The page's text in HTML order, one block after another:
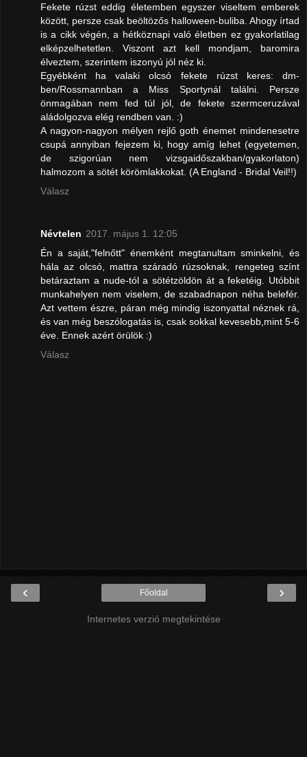
Fekete rúzst eddig életemben egyszer viseltem emberek
között, persze csak beöltözős halloween-buliba. Ahogy írtad
is a cikk végén, a hétköznapi való életben ez gyakorlatilag
elképzelhetetlen. Viszont azt kell mondjam, baromira
élveztem, szerintem iszonyú jól néz ki.
Egyébként ha valaki olcsó fekete rúzst keres: dm-
ben/Rossmannban a Miss Sportynál találni. Persze
önmagában nem fed túl jól, de fekete szermceruzával
aládolgozva elég rendben van. :)
A nagyon-nagyon mélyen rejlő goth énemet mindenesetre
csupá annyiban fejezem ki, hogy amíg lehet (egyetemen,
de szigorúan nem vizsgaidőszakban/gyakorlaton)
halmozom a sötét körömlakkokat. (A England - Bridal Veil!!)
Válasz
Névtelen 2017. május 1. 12:05
Én a saját,"felnőtt" énemként megtanultam sminkelni, és
hála az olcsó, mattra száradó rúzsoknak, rengeteg színt
betáraztam a nude-tól a sötétzöldön át a feketéig. Utóbbit
munkahelyen nem viselem, de szabadnapon néha belefér.
Azt vettem észre, páran még mindig iszonyattal néznek rá,
és van még beszólogatás is, csak sokkal kevesebb,mint 5-6
éve. Ennek azért örülök :)
Válasz
‹ ›
Főoldal
Internetes verzió megtekintése